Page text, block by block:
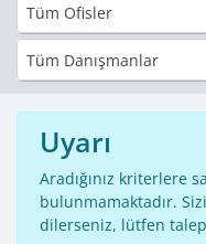
Tüm Ofisler
Tüm Danışmanlar
Uyarı
Aradığınız kriterlere
bulunmamaktadır.
dilerseniz, lütfen